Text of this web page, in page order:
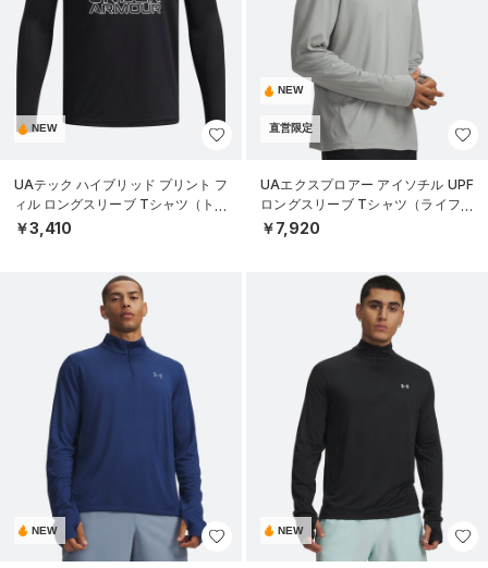
NEW
UAテック ハイブリッド プリント フ
ィル ロングスリーブ Tシャツ（トレ
ーニング/BOYS）
￥3,410
NEW
直営限定
UAエクスプロアー アイソチル UPF
ロングスリーブ Tシャツ（ライフス
タイル/MEN）
￥7,920
NEW NEW